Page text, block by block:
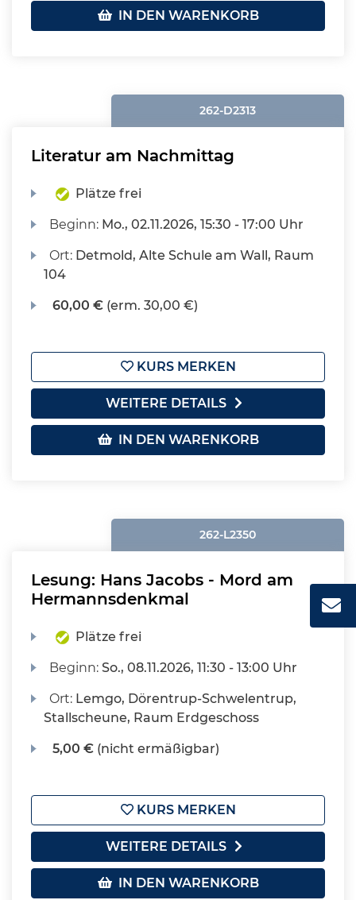
IN DEN WARENKORB
262-D2313
Literatur am Nachmittag
Plätze frei
Beginn: Mo., 02.11.2026, 15:30 - 17:00 Uhr
Ort: Detmold, Alte Schule am Wall, Raum
104
60,00 € (erm. 30,00 €)
KURS MERKEN
WEITERE DETAILS
IN DEN WARENKORB
262-L2350
Lesung: Hans Jacobs - Mord am
Hermannsdenkmal
Plätze frei
Beginn:So., 08.11.2026, 11:30 - 13:00 Uhr
Ort: Lemgo, Dörentrup-Schwelentrup,
Stallscheune, Raum Erdgeschoss
5,00 € (nicht ermäßigbar)
KURS MERKEN
WEITERE DETAILS
IN DEN WARENKORB